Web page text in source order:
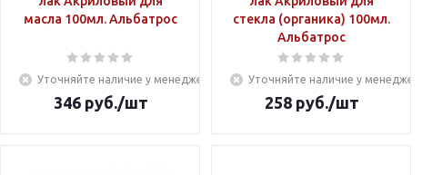
масла 100мл. Альбатрос
Уточняйте наличие у менеджера
346руб./шт
стекла (органика) 100мл.
Альбатрос
Уточняйте наличие у менеджера
258руб./шт